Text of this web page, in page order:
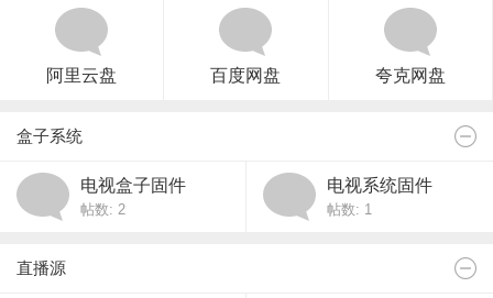
阿里云盘 百度网盘 夸克网盘
盒子系统
电视盒子固件
帖数: 2
电视系统固件
帖数: 1
直播源